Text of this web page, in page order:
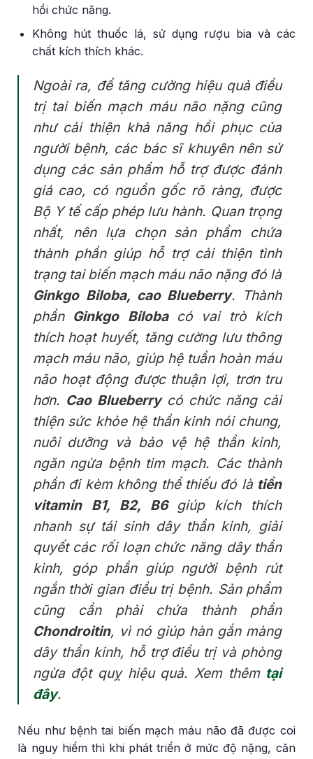
hồi chức năng.
Không hút thuốc lá, sử dụng rượu bia và các
chất kích thích khác.
Ngoài ra, để tăng cường hiệu quả điều
trị tai biến mạch máu não nặng cũng
như cải thiện khả năng hồi phục của
người bệnh, các bác sĩ khuyên nên sử
dụng các sản phẩm hỗ trợ được đánh
giá cao, có nguồn gốc rõ ràng, được
Bộ Y tế cấp phép lưu hành. Quan trọng
nhất, nên lựa chọn sản phẩm chứa
thành phần giúp hỗ trợ cải thiện tình
trạng tai biến mạch máu não nặng đó là
Ginkgo Biloba, cao Blueberry. Thành
phần Ginkgo Bilobacó vai trò kích
thích hoạt huyết, tăng cường lưu thông
mạch máu não, giúp hệ tuần hoàn máu
não hoạt động được thuận lợi, trơn tru
hơn. Cao Blueberrycó chức năng cải
thiện sức khỏe hệ thần kinh nói chung,
nuôi dưỡng và bảo vệ hệ thần kinh,
ngăn ngừa bệnh tim mạch. Các thành
phần đi kèm không thể thiếu đó là tiền
vitamin B1, B2, B6giúp kích thích
nhanh sự tái sinh dây thần kinh, giải
quyết các rối loạn chức năng dây thần
kinh, góp phần giúp người bệnh rút
ngắn thời gian điều trị bệnh. Sản phẩm
cũng cần phải chứa thành phần
Chondroitin, vì nó giúp hàn gắn màng
dây thần kinh, hỗ trợ điều trị và phòng
ngừa đột quỵ hiệu quả. Xem thêm tại
đây.
Nếu như bệnh tai biến mạch máu não đã được coi
là nguy hiểm thì khi phát triển ở mức độ nặng, căn